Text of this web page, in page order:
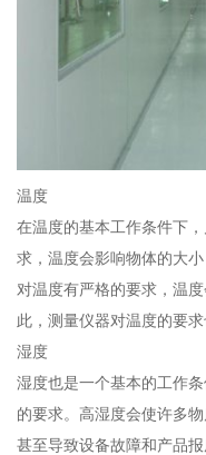
温度
在温度的基本工作条件下
求，温度会影响物体的大
对温度有严格的要求，温
此，测量仪器对温度的要求
湿度
湿度也是一个基本的工作
的要求。高湿度会使许多
甚至导致设备故障和产品